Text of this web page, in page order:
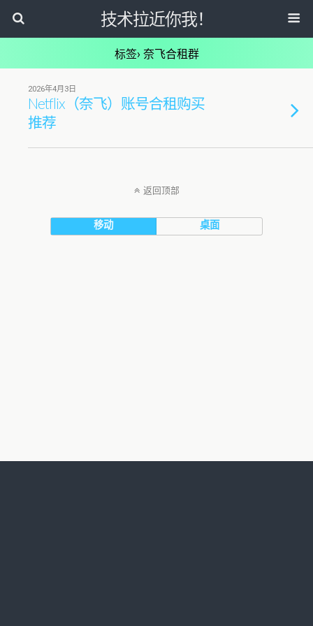
技术拉近你我！
标签› 奈飞合租群
2026年4月3日
Netflix（奈飞）账号合租购买
推荐
返回顶部
移动 桌面